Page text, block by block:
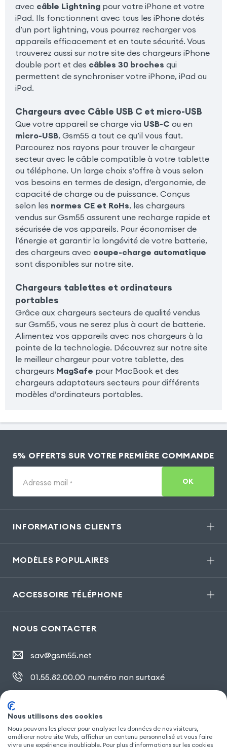
avec câble Lightningpour votre iPhone et votre
iPad. Ils fonctionnent avec tous les iPhone dotés
d’un port lightning, vous pourrez recharger vos
appareils efficacement et en toute sécurité. Vous
trouverez aussi sur notre site des chargeurs iPhone
double port et des câbles 30 broches qui
permettent de synchroniser votre iPhone, iPad ou
iPod.
Chargeurs avec Câble USB C et micro-USB
Que votre appareil se charge via USB-Cou en
micro-USB, Gsm55 a tout ce qu’il vous faut.
Parcourez nos rayons pour trouver le chargeur
secteur avec le câble compatible à votre tablette
ou téléphone. Un large choix s’offre à vous selon
vos besoins en termes de design, d’ergonomie, de
capacité de charge ou de puissance. Conçus
selon les normes CE et RoHs, les chargeurs
vendus sur Gsm55 assurent une recharge rapide et
sécurisée de vos appareils. Pour économiser de
l’énergie et garantir la longévité de votre batterie,
des chargeurs avec coupe-charge automatique
sont disponibles sur notre site.
Chargeurs tablettes et ordinateurs
portables
Grâce aux chargeurs secteurs de qualité vendus
sur Gsm55, vous ne serez plus à court de batterie.
Alimentez vos appareils avec nos chargeurs à la
pointe de la technologie. Découvrez sur notre site
le meilleur chargeur pour votre tablette, des
chargeurs MagSafe pour MacBook et des
chargeurs adaptateurs secteurs pour différents
modèles d’ordinateurs portables.
5% OFFERTS SUR VOTRE PREMIÈRE COMMANDE
Adresse mail * OK
INFORMATIONS CLIENTS
MODÈLES POPULAIRES
ACCESSOIRE TÉLÉPHONE
NOUS CONTACTER
sav@gsm55.net
01.55.82.00.00 numéro non surtaxé
SUIVEZ NOUS
Nous utilisons des cookies
Nous pouvons les placer pour analyser les données de nos visiteurs,
améliorer notre site Web, afficher un contenu personnalisé et vous faire
vivre une expérience inoubliable. Pour plus d'informations sur les cookies